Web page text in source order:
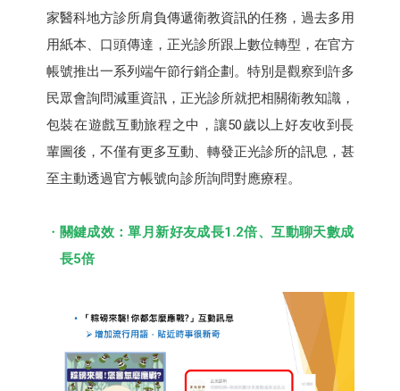
家醫科地方診所肩負傳遞衛教資訊的任務，過去多用
用紙本、口頭傳達，正光診所跟上數位轉型，在官方
帳號推出一系列端午節行銷企劃。特別是觀察到許多
民眾會詢問減重資訊，正光診所就把相關衛教知識，
包裝在遊戲互動旅程之中，讓50歲以上好友收到長
輩圖後，不僅有更多互動、轉發正光診所的訊息，甚
至主動透過官方帳號向診所詢問對應療程。
關鍵成效：單月新好友成長1.2倍、互動聊天數成
長5倍